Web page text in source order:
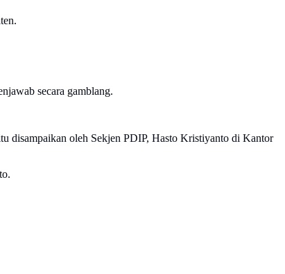
secara gamblang.
disampaikan oleh Sekjen PDIP, Hasto Kristiyanto di Kantor